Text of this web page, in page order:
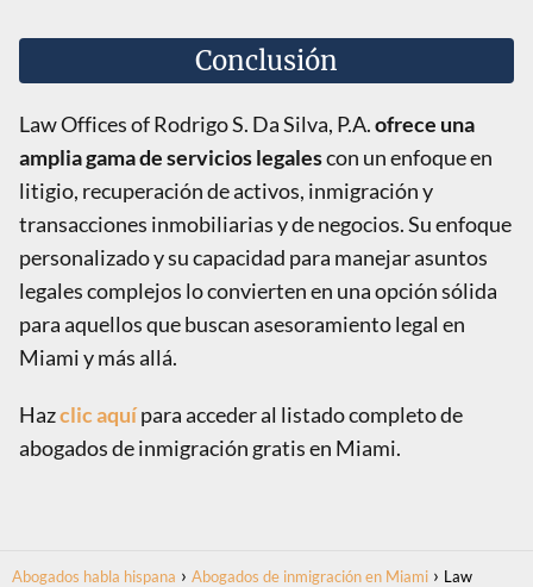
Conclusión
Law Offices of Rodrigo S. Da Silva, P.A.ofrece una
amplia gama de servicios legalescon un enfoque en
litigio, recuperación de activos, inmigración y
transacciones inmobiliarias y de negocios. Su enfoque
personalizado y su capacidad para manejar asuntos
legales complejos lo convierten en una opción sólida
para aquellos que buscan asesoramiento legal en
Miami y más allá.
Hazclic aquípara acceder al listado completo de
abogados de inmigración gratis en Miami.
Abogados habla hispana Abogados de inmigración en Miami
Law